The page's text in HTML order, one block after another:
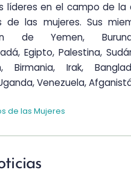
líderes en el campo de la
de las mujeres. Sus
de Yemen,
Egipto, Palestina,
Birmania, Irak,
Venezuela,
de las Mujeres